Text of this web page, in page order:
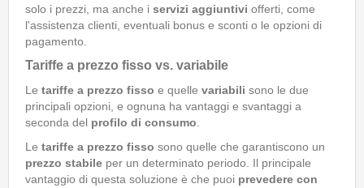
solo i prezzi, ma anche i servizi aggiuntivi offerti, come
l'assistenza clienti, eventuali bonus e sconti o le opzioni di
pagamento.
Tariffe a prezzo fisso vs. variabile
Le tariffe a prezzo fisso e quelle variabili sono le due
principali opzioni, e ognuna ha vantaggi e svantaggi a
seconda del profilo di consumo
Le tariffe a prezzo fisso sono quelle che garantiscono un
prezzo stabile per un determinato periodo. Il principale
vantaggio di questa soluzione è che puoi prevedere con